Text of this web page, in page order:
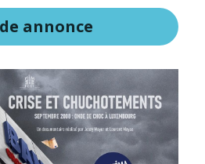
annonce